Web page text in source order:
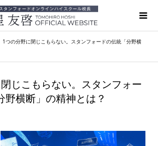
1つの分野に閉じこもらない。スタンフォードの伝統「分野横
じこもらない。スタンフォー
野横断」の精神とは？